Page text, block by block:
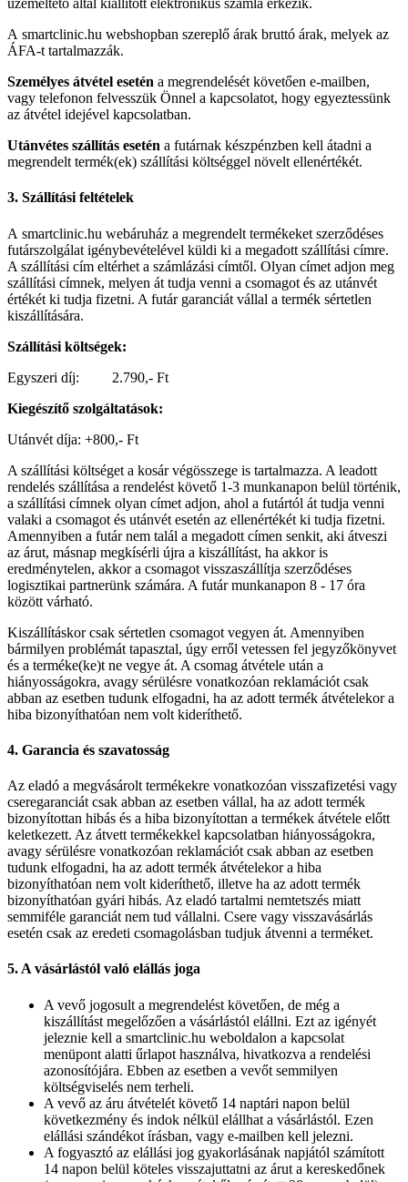
üzemeltető által kiállított elektronikus számla érkezik.
A smartclinic.hu webshopban szereplő árak bruttó árak, melyek az
ÁFA-t tartalmazzák.
Személyes átvétel esetén a megrendelését követően e-mailben,
vagy telefonon felvesszük Önnel a kapcsolatot, hogy egyeztessünk
az átvétel idejével kapcsolatban.
Utánvétes szállítás esetén a futárnak készpénzben kell átadni a
megrendelt termék(ek) szállítási költséggel növelt ellenértékét.
3. Szállítási feltételek
A smartclinic.hu webáruház a megrendelt termékeket szerződéses
futárszolgálat igénybevételével küldi ki a megadott szállítási címre.
A szállítási cím eltérhet a számlázási címtől. Olyan címet adjon meg
szállítási címnek, melyen át tudja venni a csomagot és az utánvét
értékét ki tudja fizetni. A futár garanciát vállal a termék sértetlen
kiszállítására.
Szállítási költségek:
Egyszeri díj: 2.790,- Ft
Kiegészítő szolgáltatások:
Utánvét díja: +800,- Ft
A szállítási költséget a kosár végösszege is tartalmazza. A leadott
rendelés szállítása a rendelést követő 1-3 munkanapon belül történik,
a szállítási címnek olyan címet adjon, ahol a futártól át tudja venni
valaki a csomagot és utánvét esetén az ellenértékét ki tudja fizetni.
Amennyiben a futár nem talál a megadott címen senkit, aki átveszi
az árut, másnap megkísérli újra a kiszállítást, ha akkor is
eredménytelen, akkor a csomagot visszaszállítja szerződéses
logisztikai partnerünk számára. A futár munkanapon 8 - 17 óra
között várható.
Kiszállításkor csak sértetlen csomagot vegyen át. Amennyiben
bármilyen problémát tapasztal, úgy erről vetessen fel jegyzőkönyvet
és a terméke(ke)t ne vegye át. A csomag átvétele után a
hiányosságokra, avagy sérülésre vonatkozóan reklamációt csak
abban az esetben tudunk elfogadni, ha az adott termék átvételekor a
hiba bizonyíthatóan nem volt kideríthető.
4. Garancia és szavatosság
Az eladó a megvásárolt termékekre vonatkozóan visszafizetési vagy
cseregaranciát csak abban az esetben vállal, ha az adott termék
bizonyítottan hibás és a hiba bizonyítottan a termékek átvétele előtt
keletkezett. Az átvett termékekkel kapcsolatban hiányosságokra,
avagy sérülésre vonatkozóan reklamációt csak abban az esetben
tudunk elfogadni, ha az adott termék átvételekor a hiba
bizonyíthatóan nem volt kideríthető, illetve ha az adott termék
bizonyíthatóan gyári hibás. Az eladó tartalmi nemtetszés miatt
semmiféle garanciát nem tud vállalni. Csere vagy visszavásárlás
esetén csak az eredeti csomagolásban tudjuk átvenni a terméket.
5. A vásárlástól való elállás joga
A vevő jogosult a megrendelést követően, de még a
kiszállítást megelőzően a vásárlástól elállni. Ezt az igényét
jeleznie kell a smartclinic.hu weboldalon a kapcsolat
menüpont alatti űrlapot használva, hivatkozva a rendelési
azonosítójára. Ebben az esetben a vevőt semmilyen
költségviselés nem terheli.
A vevő az áru átvételét követő 14 naptári napon belül
következmény és indok nélkül elállhat a vásárlástól. Ezen
elállási szándékot írásban, vagy e-mailben kell jelezni.
A fogyasztó az elállási jog gyakorlásának napjától számított
14 napon belül köteles visszajuttatni az árut a kereskedőnek